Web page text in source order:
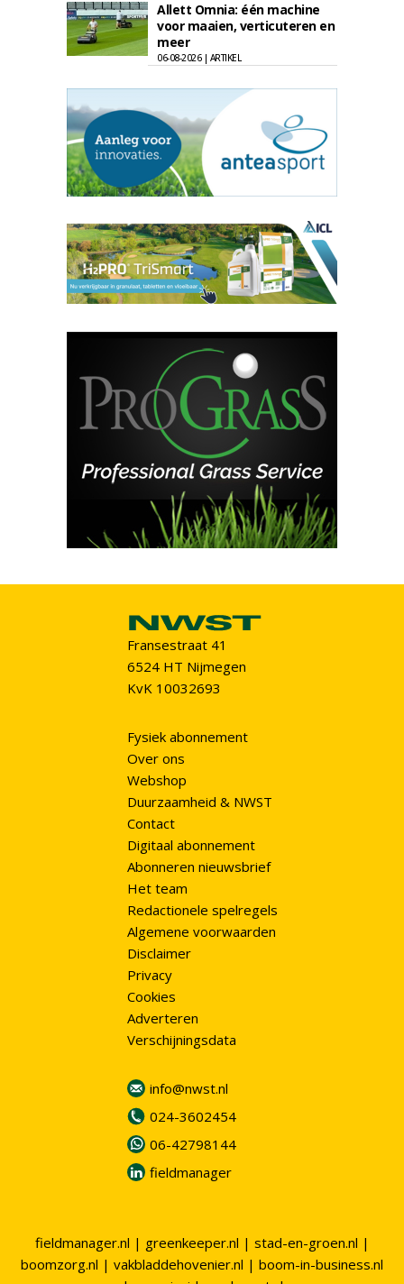
Allett Omnia: één machine
voor maaien, verticuteren en
meer
06-08-2026 | ARTIKEL
Fransestraat 41
6524 HT Nijmegen
KvK 10032693
Fysiek abonnement
Over ons
Webshop
Duurzaamheid & NWST
Contact
Digitaal abonnement
Abonneren nieuwsbrief
Het team
Redactionele spelregels
Algemene voorwaarden
Disclaimer
Privacy
Cookies
Adverteren
Verschijningsdata
info@nwst.nl
024-3602454
06-42798144
fieldmanager
fieldmanager.nl | greenkeeper.nl | stad-en-groen.nl |
boomzorg.nl | vakbladdehovenier.nl | boom-in-business.nl